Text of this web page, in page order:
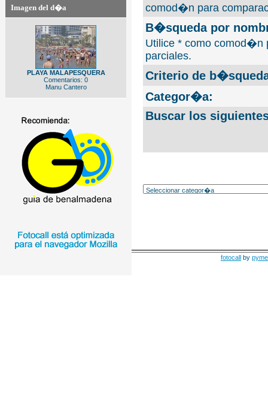
Imagen del d�a
PLAYA MALAPESQUERA
Comentarios: 0
Manu Cantero
comod�n para
B�squeda por
Utilice * como comod�n
parciales.
Criterio de
Categor�a:
Buscar los
fotocall by